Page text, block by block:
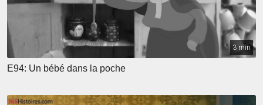
3 min
E94: Un bébé dans la poche